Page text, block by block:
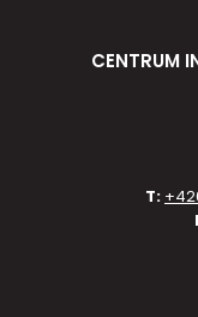
CENTRUM
T: